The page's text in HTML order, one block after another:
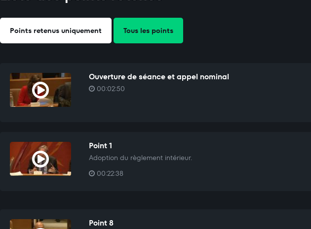
Points retenus uniquement Tous les points
Ouverture de séance et appel nominal
00:02:50
Point 1
Adoption du règlement intérieur.
00:22:38
Point 8